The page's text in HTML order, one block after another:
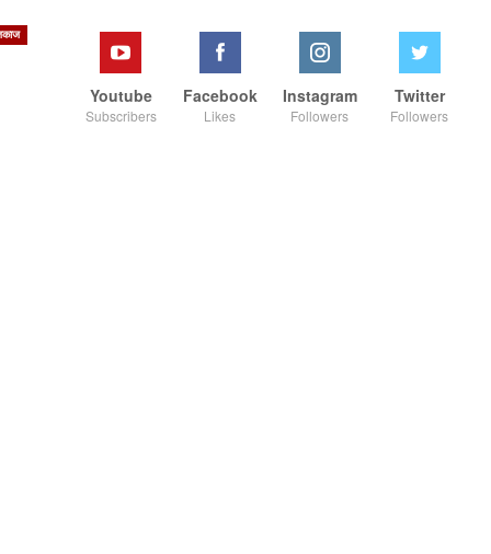
Youtube
Subscribers
Facebook
Likes
Instagram
Followers
Twitter
Followers